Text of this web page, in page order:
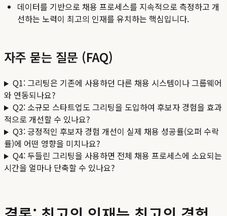
데이터를 기반으로 채용 프로세스를 지속적으로 측정하고 개
선하는 노력이 최고의 인재를 유치하는 핵심입니다.
자주 묻는 질문 (FAQ)
Q1: 그리팅은 기존에 사용하던 다른 채용 시스템이나 그룹웨어
와 연동되나요?
Q2: 소규모 스타트업도 그리팅을 도입하여 후보자 경험을 효과
적으로 개선할 수 있나요?
Q3: 긍정적인 후보자 경험 개선이 실제 채용 성공률(오퍼 수락
률)에 어떤 영향을 미치나요?
Q4: 두들린 그리팅을 사용하면 전체 채용 프로세스에 소요되는
시간을 얼마나 단축할 수 있나요?